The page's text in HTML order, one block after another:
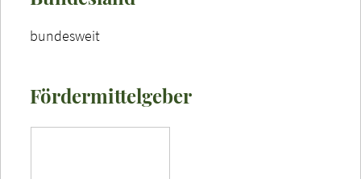
bundesweit
Fördermittelgeber